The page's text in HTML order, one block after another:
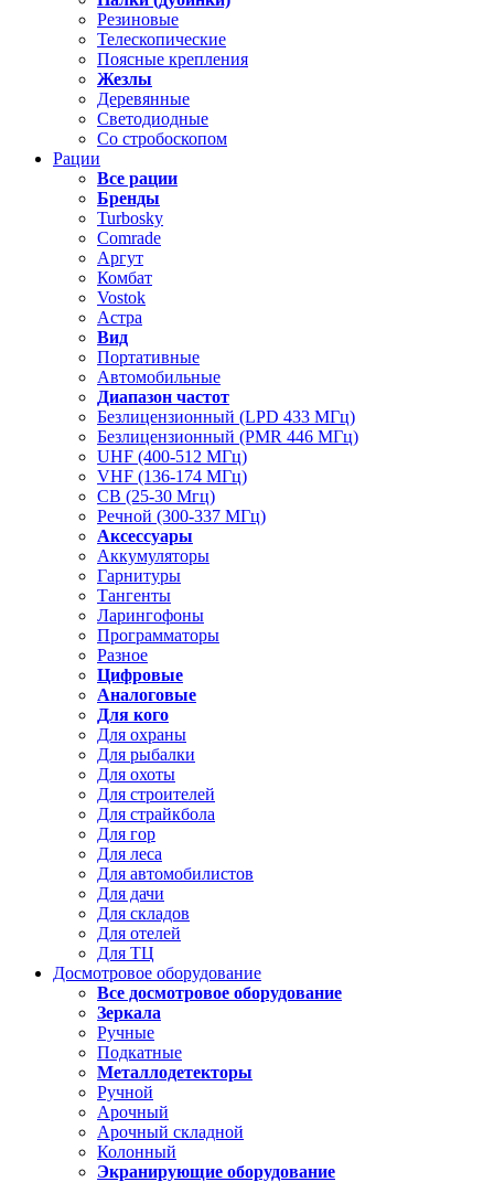
Резиновые
Телескопические
Поясные крепления
Жезлы
Деревянные
Светодиодные
Со стробоскопом
Рации
Все рации
Бренды
Turbosky
Comrade
Аргут
Комбат
Vostok
Астра
Вид
Портативные
Автомобильные
Диапазон частот
Безлицензионный (LPD 433 МГц)
Безлицензионный (PMR 446 МГц)
UHF (400-512 МГц)
VHF (136-174 МГц)
CB (25-30 Мгц)
Речной (300-337 МГц)
Аксессуары
Аккумуляторы
Гарнитуры
Тангенты
Ларингофоны
Программаторы
Разное
Цифровые
Аналоговые
Для кого
Для охраны
Для рыбалки
Для охоты
Для строителей
Для страйкбола
Для гор
Для леса
Для автомобилистов
Для дачи
Для складов
Для отелей
Для ТЦ
Досмотровое оборудование
Все досмотровое оборудование
Зеркала
Ручные
Подкатные
Металлодетекторы
Ручной
Арочный
Арочный складной
Колонный
Экранирующие оборудование